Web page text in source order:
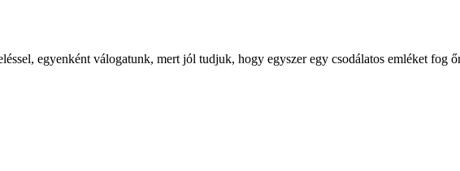
egyenként válogatunk, mert jól tudjuk, hogy egyszer egy csodálatos emléket fog